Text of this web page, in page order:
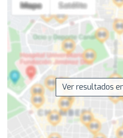
Ver resultados